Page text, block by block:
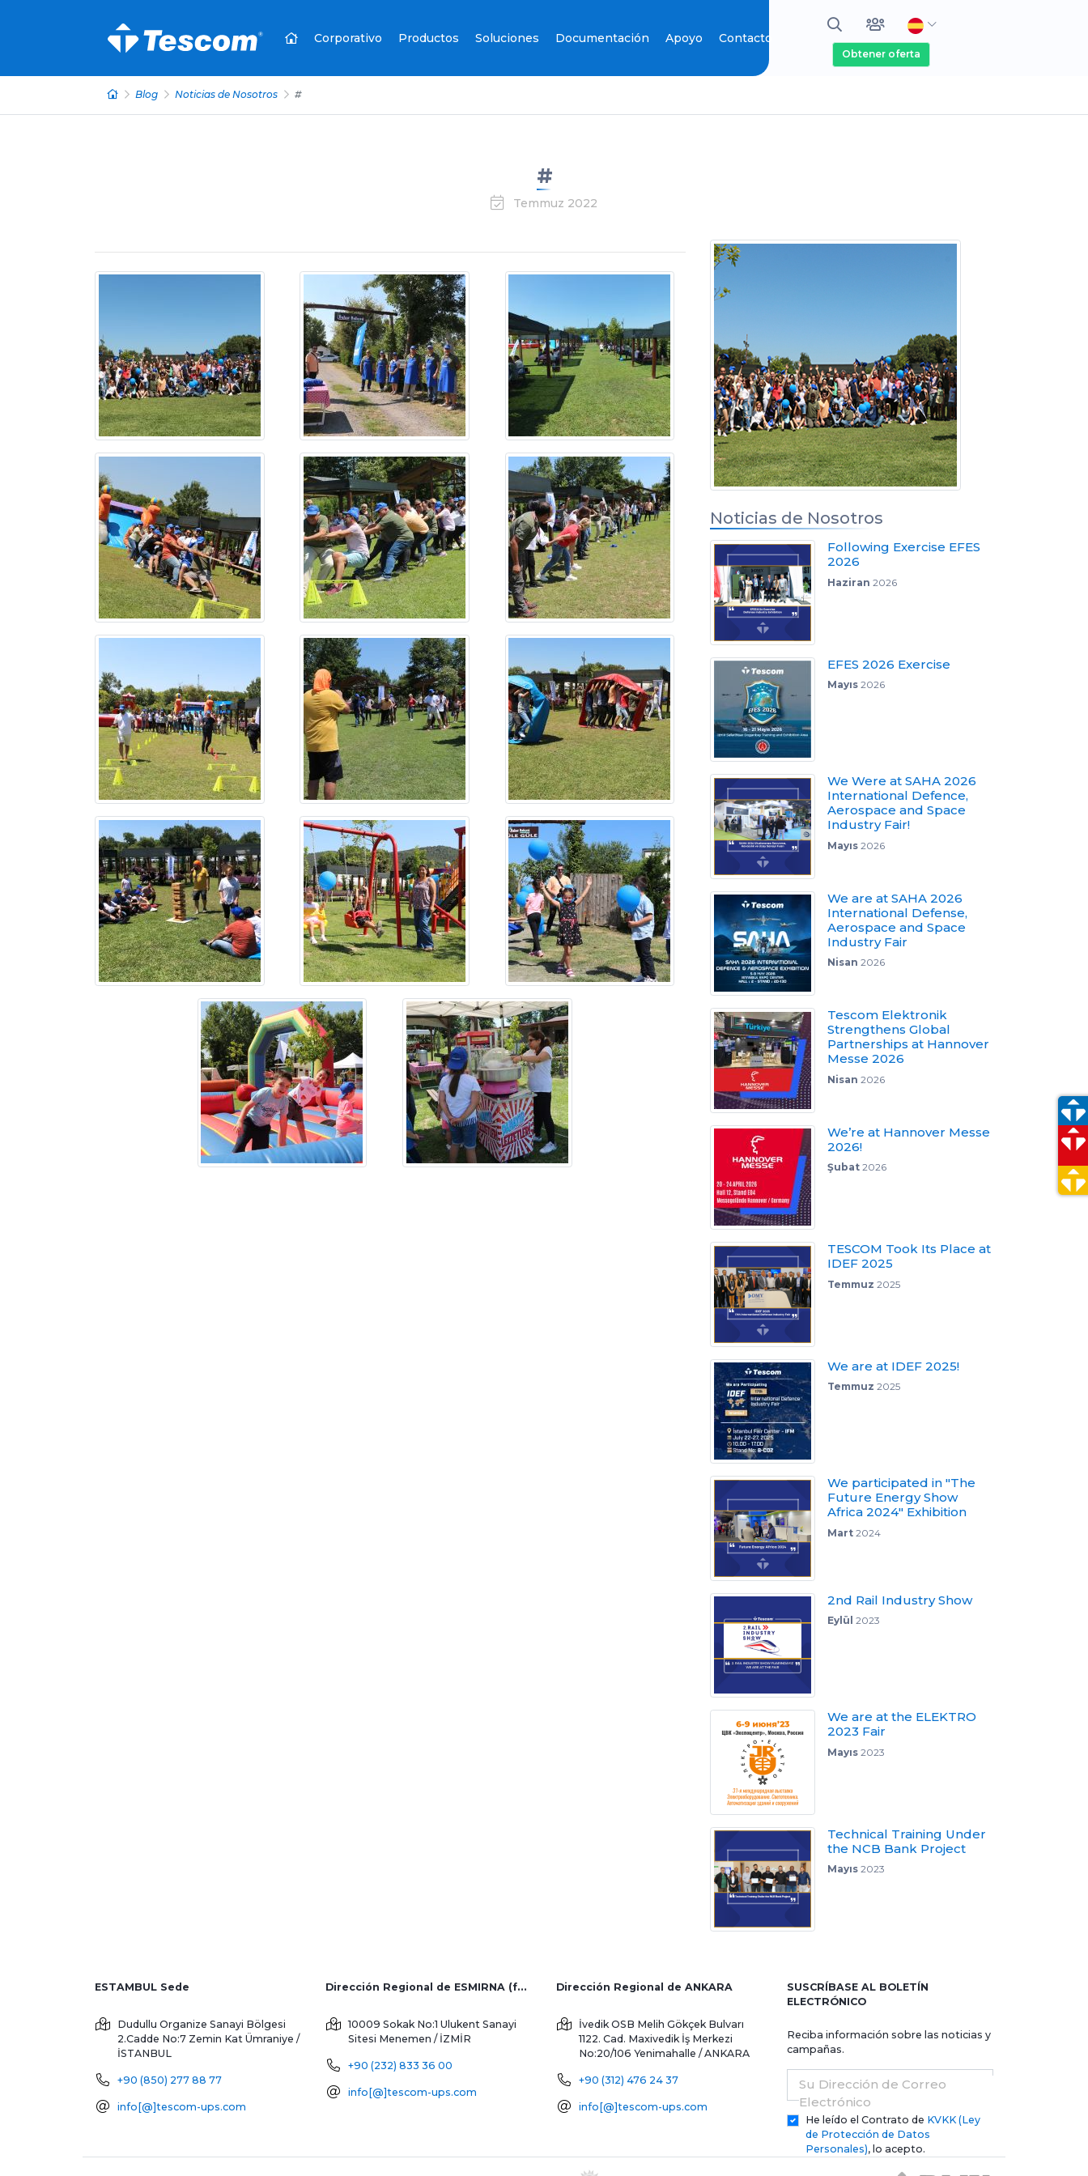
Corporativo Productos Soluciones Documentación Apoyo
Inicio de sesión de
socios de soluciones
Contacto
Obtener oferta
Blog Noticias de Nosotros #
#
Temmuz 2022
Noticias de Nosotros
Following Exercise EFES
2026
Haziran 2026
EFES 2026 Exercise
Mayıs2026
We Were at SAHA 2026
International Defence,
Aerospace and Space
Industry Fair!
Mayıs2026
We are at SAHA 2026
International Defense,
Aerospace and Space
Industry Fair
Nisan 2026
Tescom Elektronik
Strengthens Global
Partnerships at Hannover
Messe 2026
Nisan 2026
We’re at Hannover Messe
2026!
Şubat2026
TESCOM Took Its Place at
IDEF 2025
Temmuz 2025
We are at IDEF 2025!
Temmuz 2025
We participated in "The
Future Energy Show
Africa 2024" Exhibition
Mart2024
2nd Rail Industry Show
Eylül 2023
We are at the ELEKTRO
2023 Fair
Mayıs2023
Technical Training Under
the NCB Bank Project
Mayıs2023
ESTAMBUL Sede
Dudullu Organize Sanayi Bölgesi
2.Cadde No:7 Zemin Kat Ümraniye /
İSTANBUL
+90 (850) 277 88 77
info[@]tescom-ups.com
Dirección Regional de ESMIRNA (fábrica y ventas al extranjero)
10009 Sokak No:1 Ulukent Sanayi
Sitesi Menemen / İZMİR
+90 (232) 833 36 00
info[@]tescom-ups.com
Dirección Regional de ANKARA
İvedik OSB Melih Gökçek Bulvarı
1122. Cad. Maxivedik İş Merkezi
No:20/106 Yenimahalle / ANKARA
+90 (312) 476 24 37
info[@]tescom-ups.com
SUSCRÍBASE AL BOLETÍN
ELECTRÓNICO
Reciba información sobre las noticias y
campañas.
Su Dirección de Correo
Electrónico
He leído el Contrato de KVKK (Ley
de Protección de Datos
Personales), lo acepto.